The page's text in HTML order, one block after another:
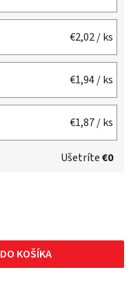
€2,02/ ks
€1,94/ ks
€1,87/ ks
Ušetríte€0
DO KOŠÍKA